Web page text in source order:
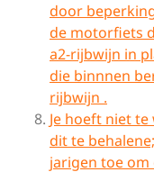
door
de motorfiets
a2-rijbwijn in
die binnnen
rijbwijn .
Je hoeft niet
dit te
jarigen toe